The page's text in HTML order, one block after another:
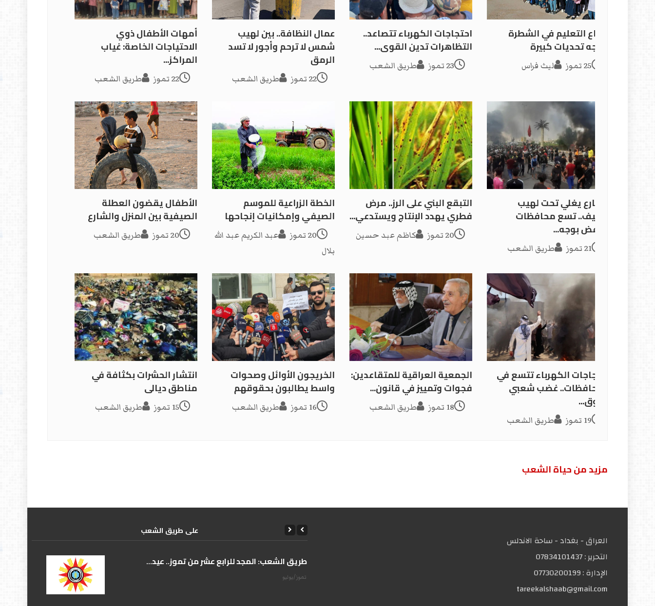
قطاع التعليم في الشطرة
يواجه تحديات كبيرة
25 تموز ليث فراس
احتجاجات الكهرباء تتصاعد..
التظاهرات تدين القوى...
23 تموز طريق الشعب
عمال النظافة.. بين لهيب
شمس لا ترحم وأجور لا تسد
الرمق
22 تموز طريق الشعب
أمهات الأطفال ذوي
الاحتياجات الخاصة: غياب
المراكز...
22 تموز طريق الشعب
الشارع يغلي تحت لهيب
الصيف.. تسع محافظات
تنتفض بوجه...
21 تموز طريق الشعب
التبقع البني على الرز.. مرض
فطري يهدد الإنتاج ويستدعي...
20 تموز كاظم عبد حسين
الخطة الزراعية للموسم
الصيفي وإمكانيات إنجاحها
20 تموز
عبد الكريم عبد الله
بلال
الأطفال يقضون العطلة
الصيفية بين المنزل والشارع
20 تموز طريق الشعب
احتجاجات الكهرباء تتسع في
المحافظات.. غضب شعبي
يطوق...
19 تموز طريق الشعب
الجمعية العراقية للمتقاعدين:
فجوات وتمييز في قانون...
18 تموز طريق الشعب
الخريجون الأوائل وصحوات
واسط يطالبون بحقوقهم
16 تموز طريق الشعب
انتشار الحشرات بكثافة في
مناطق ديالى
15 تموز طريق الشعب
مزید من حیاة الشعب
العراق - بغداد - ساحة الاندلس
التحریر :07834101437
الإدارة :07730200199
tareekalshaab@gmail.com
علی طریق الشعب
على طريق الشعب: المجد للرابع عشر من تموز.. عيد...